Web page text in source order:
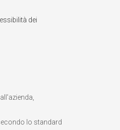
dei
lo standard